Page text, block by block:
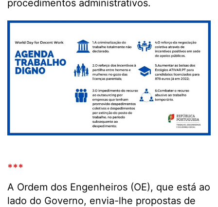
procedimentos administrativos.
***
A Ordem dos Engenheiros (OE), que está ao
lado do Governo, envia-lhe propostas de